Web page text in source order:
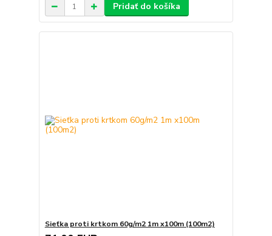
Pridať do košíka
Sieťka proti krtkom 60g/m2 1m x100m (100m2)